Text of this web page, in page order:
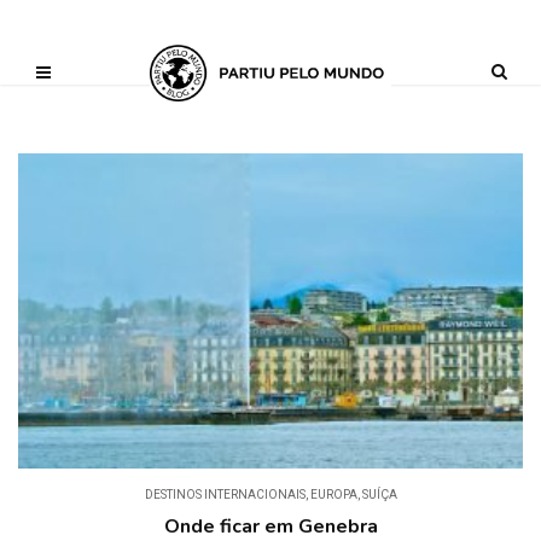
('AI_CONTENT_MARKER_NO_GET_SIDEBAR', true);
DESTINOS INTERNACIONAIS, EUROPA,SUÍÇA
Onde ficar em Genebra